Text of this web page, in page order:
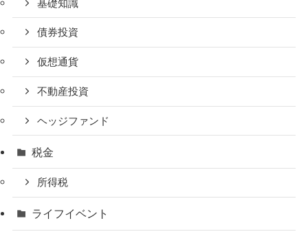
基礎知識
債券投資
仮想通貨
不動産投資
ヘッジファンド
税金
所得税
ライフイベント